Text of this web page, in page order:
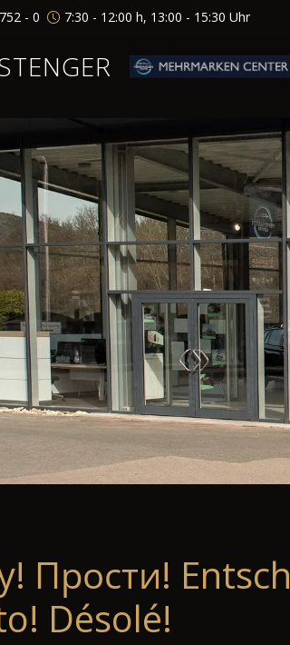
- 0 7:30 - 12:00 h, 13:00 - 15:30 Uhr
Прости!
Désolé!